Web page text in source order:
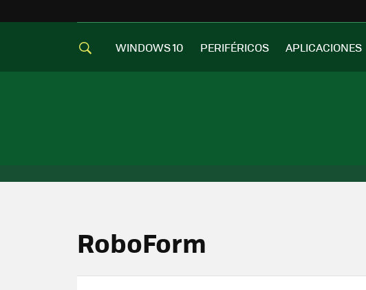
WINDOWS 10 PERIFÉRICOS APLICACIONES
RoboForm